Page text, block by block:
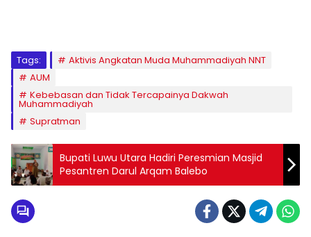
Tags:
Aktivis Angkatan Muda Muhammadiyah NNT
AUM
Kebebasan dan Tidak Tercapainya Dakwah
Muhammadiyah
Supratman
Bupati Luwu Utara Hadiri Peresmian Masjid
Pesantren Darul Arqam Balebo